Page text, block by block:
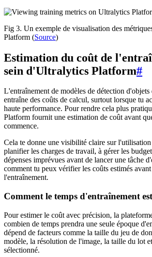
Fig 3. Un exemple de visualisation des
Platform (Source)
Estimation du coût de
sein d'Ultralytics Platform#
L'entraînement de modèles de détection d'objets
entraîne des coûts de calcul, surtout lorsque tu
haute performance. Pour rendre cela plus
Platform fournit une estimation de coût avant
commence.
Cela te donne une visibilité claire sur
planifier les charges de travail, à gérer les
dépenses imprévues avant de lancer une tâche
comment tu peux vérifier les coûts estimés
l'entraînement.
Comment le temps d'entraînement
Pour estimer le coût avec précision, la
combien de temps prendra une seule époque
dépend de facteurs comme la taille du jeu de
modèle, la résolution de l'image, la taille du lot
sélectionné.